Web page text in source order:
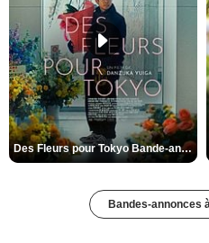
Des Fleurs pour Tokyo Bande-annonce VO STFR
Bandes-annonces